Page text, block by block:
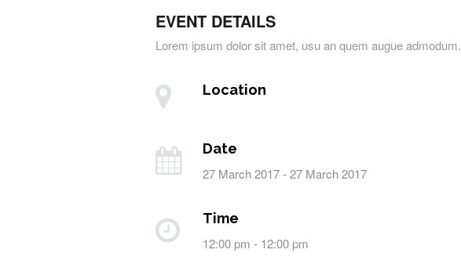
EVENT DETAILS
Lorem ipsum dolor sit amet, usu an quem augue admodum.
Location
Date
27 March 2017 - 27 March 2017
Time
12:00 pm - 12:00 pm